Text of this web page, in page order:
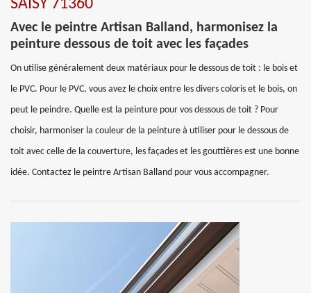
SAISY 71360
Avec le peintre Artisan Balland, harmonisez la
peinture dessous de toit avec les façades
On utilise généralement deux matériaux pour le dessous de toit : le bois et
le PVC. Pour le PVC, vous avez le choix entre les divers coloris et le bois, on
peut le peindre. Quelle est la peinture pour vos dessous de toit ? Pour
choisir, harmoniser la couleur de la peinture à utiliser pour le dessous de
toit avec celle de la couverture, les façades et les gouttières est une bonne
idée. Contactez le peintre Artisan Balland pour vous accompagner.